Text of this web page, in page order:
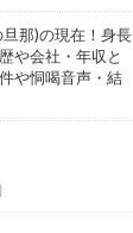
那)の現在！身長
や会社・年収と
や恫喝音声・結
梗塞の病気もま